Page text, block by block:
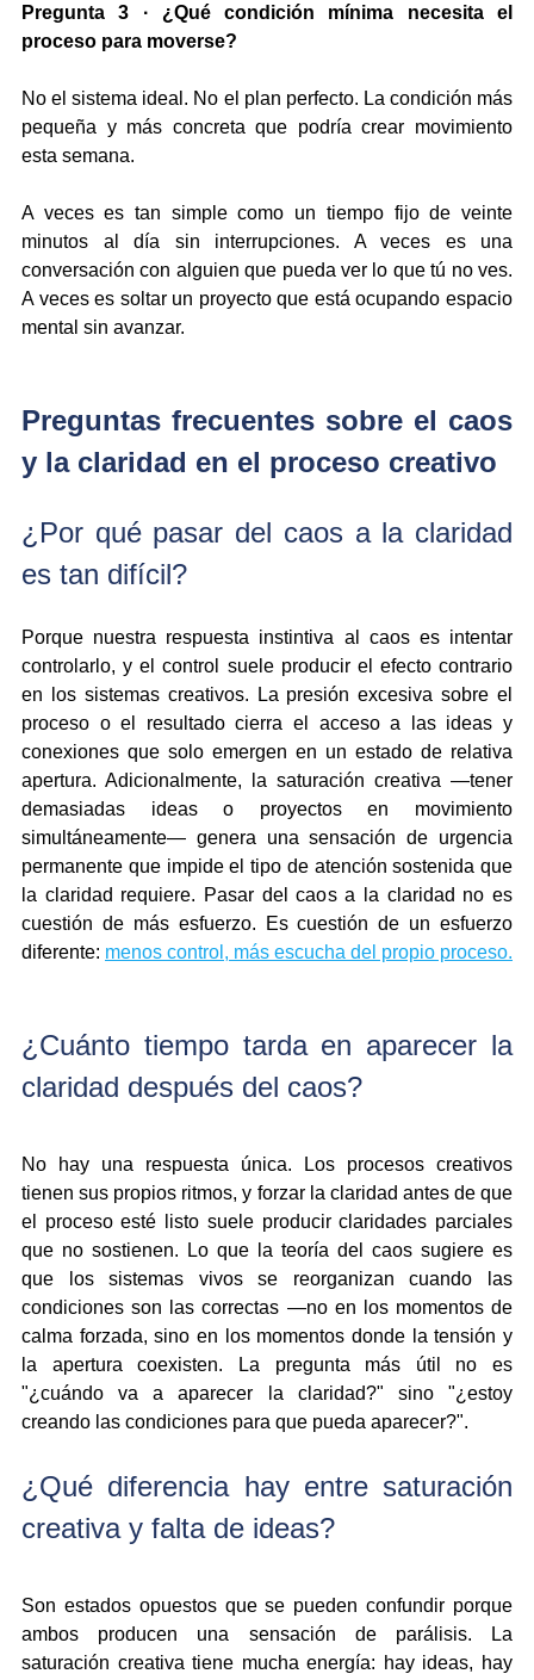
Pregunta 3 · ¿Qué condición mínima necesita el
proceso para moverse?
No el sistema ideal. No el plan perfecto. La condición más
pequeña y más concreta que podría crear movimiento
esta semana.
A veces es tan simple como un tiempo fijo de veinte
minutos al día sin interrupciones. A veces es una
conversación con alguien que pueda ver lo que tú no ves.
A veces es soltar un proyecto que está ocupando espacio
mental sin avanzar.
Preguntas frecuentes sobre el caos
y la claridad en el proceso creativo
¿Por qué pasar del caos a la claridad
es tan difícil?
Porque nuestra respuesta instintiva al caos es intentar
controlarlo, y el control suele producir el efecto contrario
en los sistemas creativos. La presión excesiva sobre el
proceso o el resultado cierra el acceso a las ideas y
conexiones que solo emergen en un estado de relativa
apertura. Adicionalmente, la saturación creativa —tener
demasiadas ideas o proyectos en movimiento
simultáneamente— genera una sensación de urgencia
permanente que impide el tipo de atención sostenida que
la claridad requiere. Pasar del caos a la claridad no es
cuestión de más esfuerzo. Es cuestión de un esfuerzo
diferente: menos control, más escucha del propio proceso.
¿Cuánto tiempo tarda en aparecer la
claridad después del caos?
No hay una respuesta única. Los procesos creativos
tienen sus propios ritmos, y forzar la claridad antes de que
el proceso esté listo suele producir claridades parciales
que no sostienen. Lo que la teoría del caos sugiere es
que los sistemas vivos se reorganizan cuando las
condiciones son las correctas —no en los momentos de
calma forzada, sino en los momentos donde la tensión y
la apertura coexisten. La pregunta más útil no es
"¿cuándo va a aparecer la claridad?" sino "¿estoy
creando las condiciones para que pueda aparecer?".
¿Qué diferencia hay entre saturación
creativa y falta de ideas?
Son estados opuestos que se pueden confundir porque
ambos producen una sensación de parálisis. La
saturación creativa tiene mucha energía: hay ideas, hay